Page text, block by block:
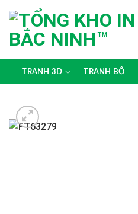
to
content
TRANH 3D TRANH BỘ